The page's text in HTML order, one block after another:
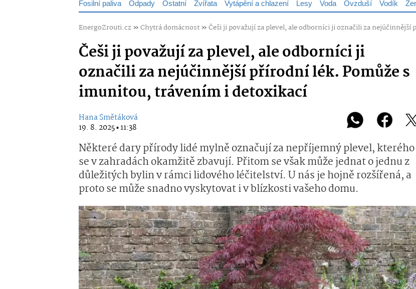
Fosilní paliva Odpady Ostatní Zvířata Vytápění a chlazení Lesy Voda Ovzduší Vodík
EnergoZrouti.cz»Chytrá domácnost»Češi ji považují za plevel, ale odborníci ji označili za
Češi ji považují za plevel, ale odborníci ji
označili za nejúčinnější přírodní lék. Pomůže s
imunitou, trávením i detoxikací
Hana Smětáková
19. 8. 2025 ▪ 11:38
Některé dary přírody lidé mylně označují za nepříjemný plevel, kterého
se v zahradách okamžitě zbavují. Přitom se však může jednat o jednu z
důležitých bylin v rámci lidového léčitelství. U nás je hojně rozšířená, a
proto se může snadno vyskytovat i v blízkosti vašeho domu.